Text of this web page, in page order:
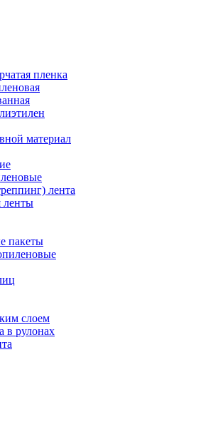
пленка
материал
лента
ленты
пакеты
слоем
в рулонах